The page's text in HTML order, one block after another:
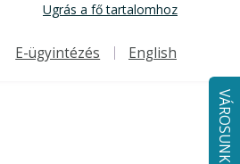
Ugrás a fő tartalomhoz
Felső navigáció
E-ügyintézés English
VÁROSUNK